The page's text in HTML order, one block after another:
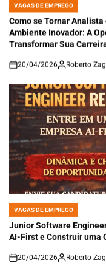
POSTED
IN
VAGAS DE EMPREGO
Como se Tornar
Ambiente Inovador: A
Transformar Sua
on
20/04/2026 Roberto
POSTED
VAGAS DE EMPREGO
Junior Software
AI-First e Construir uma
on
20/04/2026 Roberto